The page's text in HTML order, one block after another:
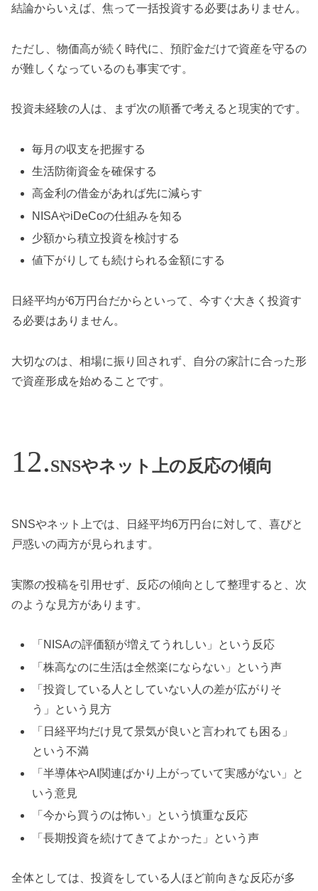
結論からいえば、焦って一括投資する必要はありません。
ただし、物価高が続く時代に、預貯金だけで資産を守るの
が難しくなっているのも事実です。
投資未経験の人は、まず次の順番で考えると現実的です。
毎月の収支を把握する
生活防衛資金を確保する
高金利の借金があれば先に減らす
NISAやiDeCoの仕組みを知る
少額から積立投資を検討する
値下がりしても続けられる金額にする
日経平均が6万円台だからといって、今すぐ大きく投資す
る必要はありません。
大切なのは、相場に振り回されず、自分の家計に合った形
で資産形成を始めることです。
SNSやネット上の反応の傾向
SNSやネット上では、日経平均6万円台に対して、喜びと
戸惑いの両方が見られます。
実際の投稿を引用せず、反応の傾向として整理すると、次
のような見方があります。
「NISAの評価額が増えてうれしい」という反応
「株高なのに生活は全然楽にならない」という声
「投資している人としていない人の差が広がりそ
う」という見方
「日経平均だけ見て景気が良いと言われても困る」
という不満
「半導体やAI関連ばかり上がっていて実感がない」と
いう意見
「今から買うのは怖い」という慎重な反応
「長期投資を続けてきてよかった」という声
全体としては、投資をしている人ほど前向きな反応が多